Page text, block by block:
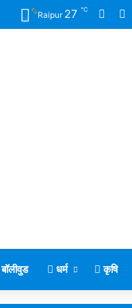
Raipur 27 ℃
बॉलीवुड धर्म कृषि